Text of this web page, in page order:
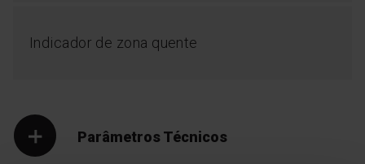
Indicador de zona quente
Parâmetros Técnicos